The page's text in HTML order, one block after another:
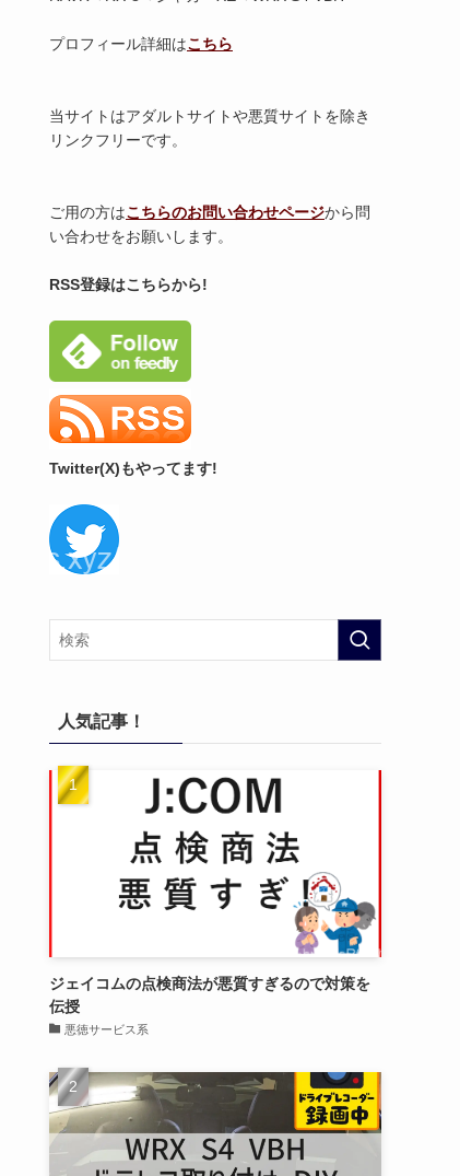
プロフィール詳細はこちら
当サイトはアダルトサイトや悪質サイトを除き
リンクフリーです。
ご用の方はこちらのお問い合わせページから問
い合わせをお願いします。
RSS登録はこちらから!
Twitter(X)もやってます!
人気記事！
ジェイコムの点検商法が悪質すぎるので対策を
伝授
悪徳サービス系